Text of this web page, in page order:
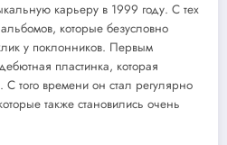
карьеру в 1999 году. С тех
которые безусловно
у поклонников. Первым
пластинка, которая
С того времени он стал регулярно
также становились очень